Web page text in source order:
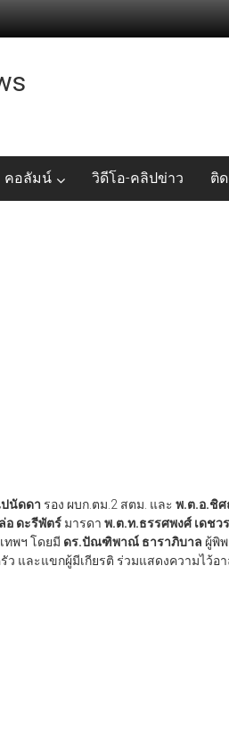
คอลัมน์ วิดีโอ-คลิปข่าว ติ
นัดดา รอง ผบก.ตม.2 สตม. และ พ.ต.อ.ชิ
อ ดะรีพัตร์ มารดา พ.ต.ท.ธรรศพงศ์ เดชวร
ทพฯ โดยมี ดร.ปัณฑิพาณ์ ธาราภิบาล ผู้พิ
และแขกผู้มีเกียรติ ร่วมแสดงความไว้อา